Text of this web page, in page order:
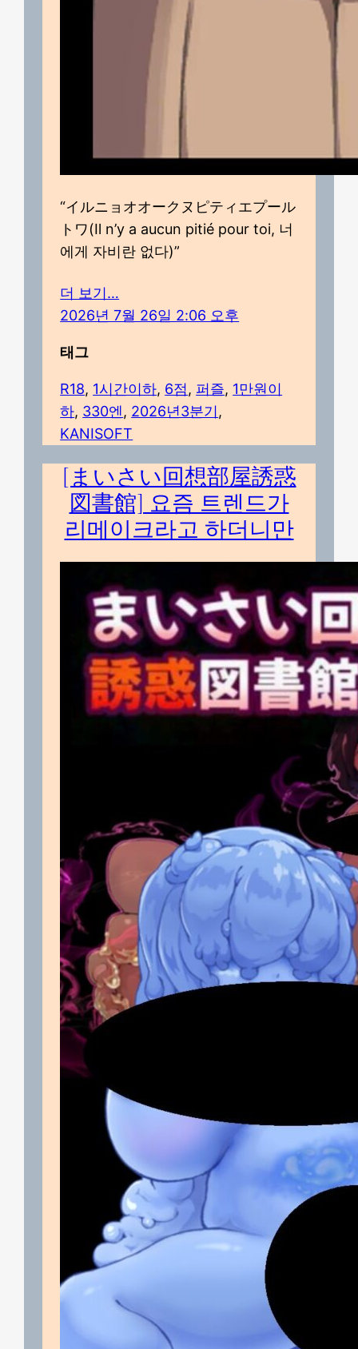
“イルニョオオークヌピティエプール
トワ(Il n’y a aucun pitié pour toi, 너
에게 자비란 없다)”
더 보기…
2026년 7월 26일 2:06 오후
태그
R18, 1시간이하, 6점, 퍼즐, 1만원이
하, 330엔, 2026년3분기
KANISOFT
[まいさい回想部屋誘惑
図書館] 요즘 트렌드가
리메이크라고 하더니만